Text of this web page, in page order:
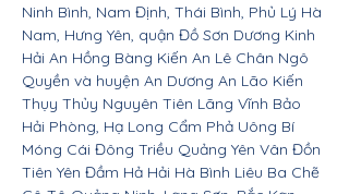
Ninh Bình, Nam Định, Thái Bình, Phủ Lý Hà
Nam, Hưng Yên, quận Đồ Sơn Dương Kinh
Hải An Hồng Bàng Kiến An Lê Chân Ngô
Quyền và huyện An Dương An Lão Kiến
Thụy Thủy Nguyên Tiên Lãng Vĩnh Bảo
Hải Phòng, Hạ Long Cẩm Phả Uông Bí
Móng Cái Đông Triều Quảng Yên Vân Đồn
Tiên Yên Đầm Hả Hải Hà Bình Liêu Ba Chẽ